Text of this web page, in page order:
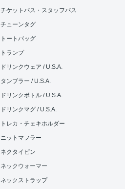
チケットパス・スタッフパス
チューンタグ
トートバッグ
トランプ
ドリンクウェア / U.S.A.
タンブラー / U.S.A.
ドリンクボトル / U.S.A.
ドリンクマグ / U.S.A.
トレカ・チェキホルダー
ニットマフラー
ネクタイピン
ネックウォーマー
ネックストラップ